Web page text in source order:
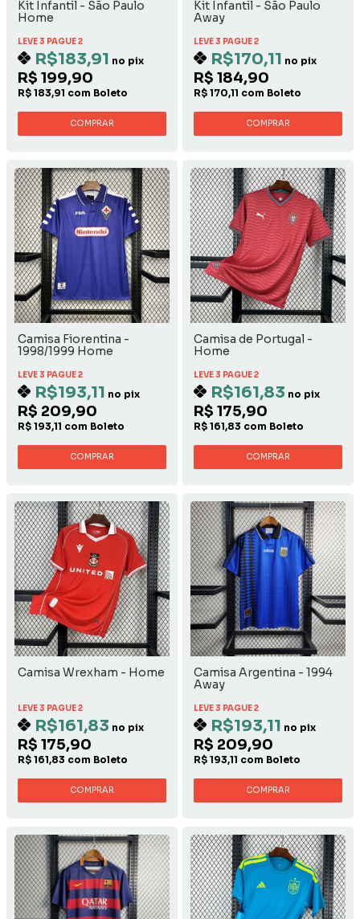
Kit Infantil - São Paulo
Home
LEVE 3 PAGUE 2
R$183,91 no pix
R$ 199,90
R$ 183,91 com Boleto
COMPRAR
Kit Infantil - São Paulo
Away
LEVE 3 PAGUE 2
R$170,11 no pix
R$ 184,90
R$ 170,11 com Boleto
COMPRAR
Camisa Fiorentina -
1998/1999 Home
LEVE 3 PAGUE 2
R$193,11 no pix
R$ 209,90
R$ 193,11 com Boleto
COMPRAR
Camisa de Portugal -
Home
LEVE 3 PAGUE 2
R$161,83 no pix
R$ 175,90
R$ 161,83 com Boleto
COMPRAR
Camisa Wrexham - Home
LEVE 3 PAGUE 2
R$161,83 no pix
R$ 175,90
R$ 161,83 com Boleto
COMPRAR
Camisa Argentina - 1994
Away
LEVE 3 PAGUE 2
R$193,11 no pix
R$ 209,90
R$ 193,11 com Boleto
COMPRAR